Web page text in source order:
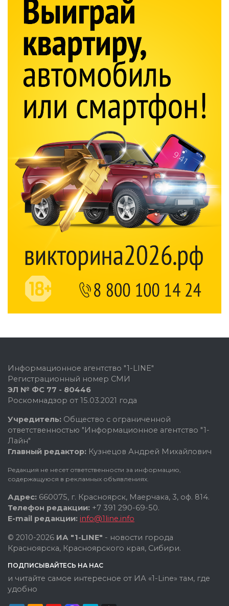
Информационное агентство "1-LINE"
Регистрационный номер СМИ
ЭЛ № ФС 77 - 80446
Роскомнадзор от 15.03.2021 года
Учредитель: Общество с ограниченной
ответственностью "Информационное агентство "1-
Лайн"
Главный редактор: Кузнецов Андрей Михайлович
Редакция не несет ответственности за информацию,
содержащуюся в рекламных объявлениях.
Адрес: 660075, г. Красноярск, Маерчака, 3, оф. 814.
Телефон редакции: +7 391 290-69-50.
E-mail редакции: info@1line.info
© 2010-2026 ИА "1-LINE" - новости города
Красноярска, Красноярского края, Сибири.
ПОДПИСЫВАЙТЕСЬ НА НАС
и читайте самое интересное от ИА «1-Line» там, где
удобно